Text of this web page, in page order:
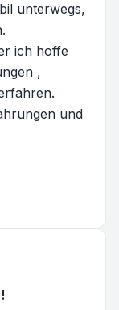
unterwegs,
ich hoffe
,
und